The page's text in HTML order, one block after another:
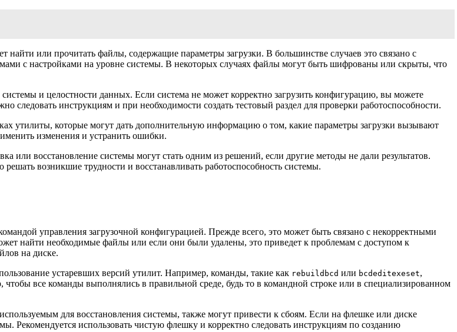
найти или прочитать файлы, содержащие параметры загрузки. В большинстве случаев это связано с
с настройками на уровне системы. В некоторых случаях файлы могут быть шифрованы или скрыты, что
и целостности данных. Если система не может корректно загрузить конфигурацию, вы можете
следовать инструкциям и при необходимости создать тестовый раздел для проверки работоспособности.
утилиты, которые могут дать дополнительную информацию о том, какие параметры загрузки вызывают
изменения и устранить ошибки.
или восстановление системы могут стать одним из решений, если другие методы не дали результатов.
возникшие трудности и восстанавливать работоспособность системы.
управления загрузочной конфигурацией. Прежде всего, это может быть связано с некорректными
найти необходимые файлы или если они были удалены, это приведет к проблемам с доступом к
на диске.
устаревших версий утилит. Например, команды, такие как rebuildbcd или bcdeditexeset,
все команды выполнялись в правильной среде, будь то в командной строке или в специализированном
для восстановления системы, также могут привести к сбоям. Если на флешке или диске
Рекомендуется использовать чистую флешку и корректно следовать инструкциям по созданию